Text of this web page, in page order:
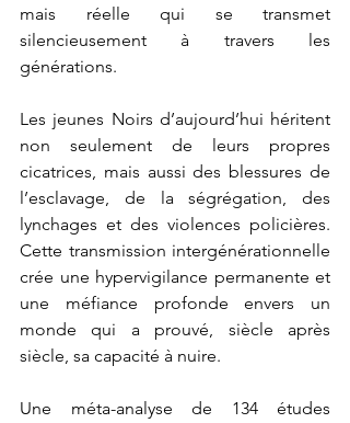
mais réelle qui se transmet
silencieusement à travers les
générations.
Les jeunes Noirs d’aujourd’hui héritent
non seulement de leurs propres
cicatrices, mais aussi des blessures de
l’esclavage, de la ségrégation, des
lynchages et des violences policières.
Cette transmission intergénérationnelle
crée une hypervigilance permanente et
une méfiance profonde envers un
monde qui a prouvé, siècle après
siècle, sa capacité à nuire.
Une méta-analyse de 134 études